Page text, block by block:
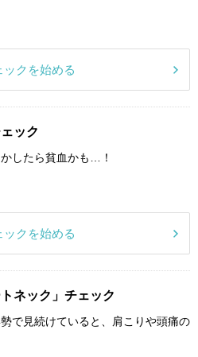
ックを始める
ック
したら貧血かも…！
ックを始める
ネック」チェック
で見続けていると、肩こりや頭痛の